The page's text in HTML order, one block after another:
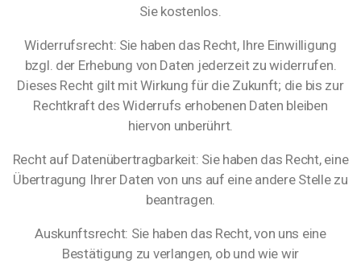
Sie kostenlos.
Widerrufsrecht: Sie haben das Recht, Ihre Einwilligung
bzgl. der Erhebung von Daten jederzeit zu widerrufen.
Dieses Recht gilt mit Wirkung für die Zukunft; die bis zur
Rechtkraft des Widerrufs erhobenen Daten bleiben
hiervon unberührt.
Recht auf Datenübertragbarkeit: Sie haben das Recht, eine
Übertragung Ihrer Daten von uns auf eine andere Stelle zu
beantragen.
Auskunftsrecht: Sie haben das Recht, von uns eine
Bestätigung zu verlangen, ob und wie wir